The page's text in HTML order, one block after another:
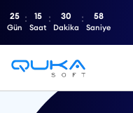
25
Gün
15
Saat
30
Dakika
57
Saniye